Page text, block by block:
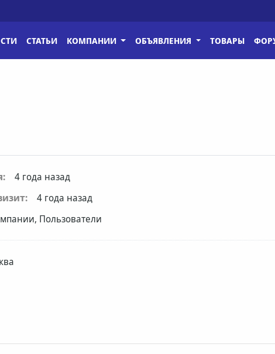
СТАТЬИ КОМПАНИИ ОБЪЯВЛЕНИЯ ТОВАРЫ
4 года назад
4 года назад
Пользователи